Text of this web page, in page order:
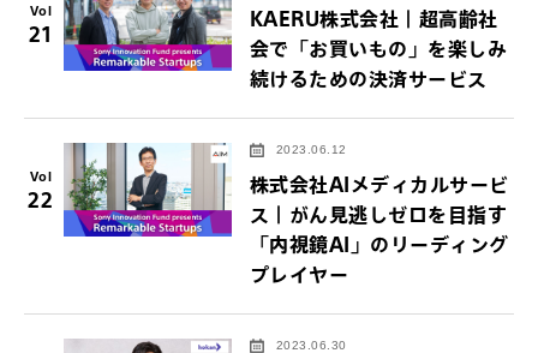
Vol
21
KAERU株式会社｜超高齢社
会で「お買いもの」を楽しみ
続けるための決済サービス
Vol
22
2023.06.12
株式会社AIメディカルサービ
ス｜がん見逃しゼロを目指す
「内視鏡AI」のリーディング
プレイヤー
2023.06.30